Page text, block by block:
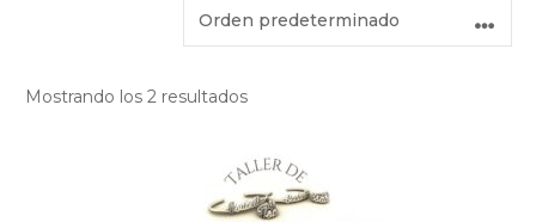
Mostrando los 2 resultados